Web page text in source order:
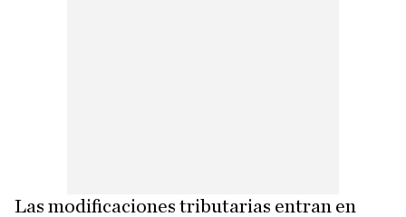
Las modificaciones tributarias entran en